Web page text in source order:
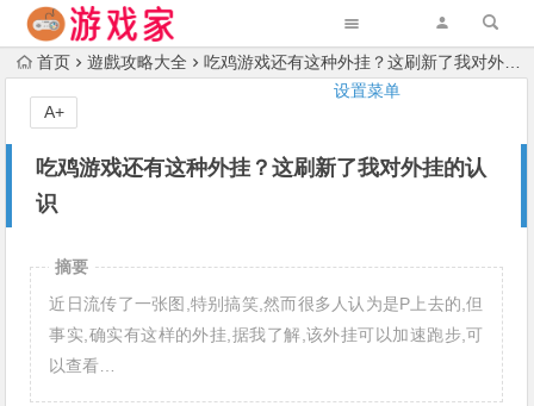
设置菜单
首页 遊戲攻略大全 吃鸡游戏还有这种外挂？这刷新了我对外挂的认识
吃鸡游戏还有这种外挂？这刷新了我对外挂的认
识
A+
摘要
近日流传了一张图,特别搞笑,然而很多人认为是P上去的,但
事实,确实有这样的外挂,据我了解,该外挂可以加速跑步,可
以查看…